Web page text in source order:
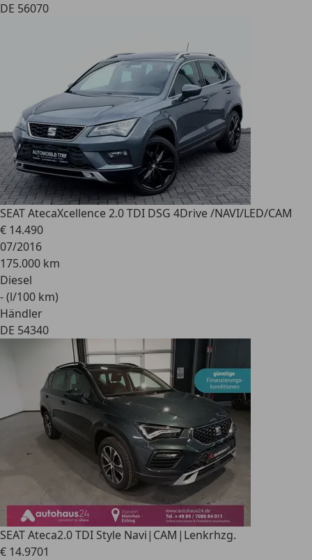
DE 56070
SEAT AtecaXcellence 2.0 TDI DSG 4Drive /NAVI/LED/CAM
€ 14.490
07/2016
175.000 km
Diesel
- (l/100 km)
Händler
DE 54340
SEAT Ateca2.0 TDI Style Navi|CAM|Lenkrhzg.
€ 14.9701